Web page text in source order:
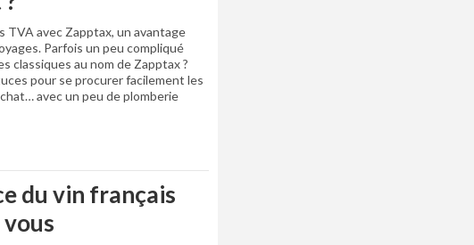
TVA avec Zapptax, un avantage
Parfois un peu compliqué
classiques au nom de Zapptax ?
pour se procurer facilement les
avec un peu de plomberie
du vin français